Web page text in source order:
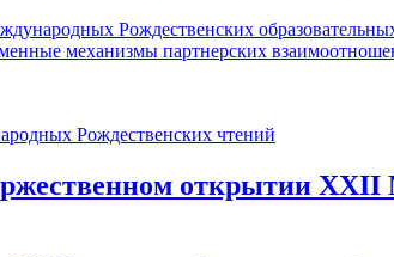
Рождественских
механизмы партнерских
открытии